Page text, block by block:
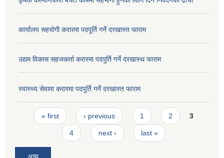
कार्यालय सहयोगी करारमा पदपूर्ति गर्ने दरखास्त फाराम
उद्यम विकास सहजकर्ता करारमा पदपुर्ति गर्ने दरखास्थ फाराम
स्वास्थ्य सेवामा करारमा पदपूर्ति गर्ने दरखास्त फाराम
Pages
« first ‹ previous 1 2 3
4 next › last »